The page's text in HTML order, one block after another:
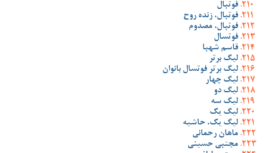
فوتبال
فوتبال، زنده روح
فوتبال، مصدوم
فوتسال
قاسم شهبا
لیگ برتر
لیگ برتر فوتسال بانوان
لیگ چهار
لیگ دو
لیگ سه
لیگ یک
لیگ یک، حاشیه
ماهان رحمانی
مجتبی حسینی